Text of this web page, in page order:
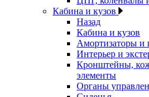
Кабина и кузов
Назад
Кабина и кузов
Амортизаторы и
Интерьер и
Кронштейны,
элементы
Органы